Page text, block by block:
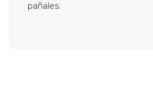
pañales.